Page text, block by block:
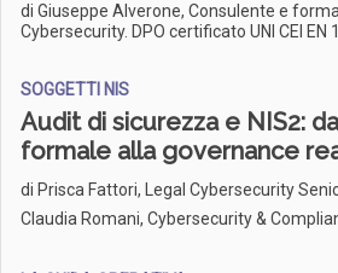
di Giuseppe Alverone, Consulente e
Cybersecurity. DPO certificato UNI CEI EN
SOGGETTI NIS
Audit di sicurezza e NIS2:
formale alla governance
di Prisca Fattori, Legal Cybersecurity
Claudia Romani, Cybersecurity &